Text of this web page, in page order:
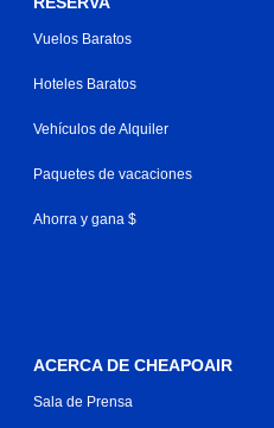
Vuelos Baratos
Hoteles Baratos
Vehículos de Alquiler
Paquetes de vacaciones
Ahorra y gana $
ACERCA DE CHEAPOAIR
Sala de Prensa